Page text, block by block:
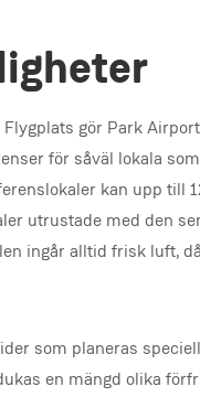
gör Park
för såväl lokala
kan upp till
utrustade med den
ingår alltid frisk luft,
som planeras
en mängd olika